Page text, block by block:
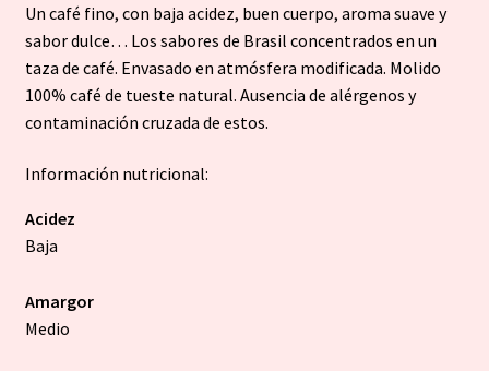
Un café fino, con baja acidez, buen cuerpo, aroma suave y
sabor dulce… Los sabores de Brasil concentrados en un
taza de café. Envasado en atmósfera modificada. Molido
100% café de tueste natural. Ausencia de alérgenos y
contaminación cruzada de estos.
Información nutricional:
Acidez
Baja
Amargor
Medio